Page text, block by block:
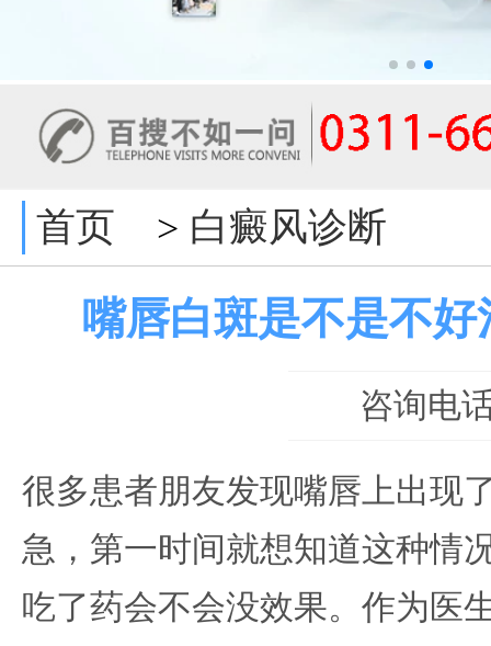
首页 > 白癜风诊断
嘴唇白斑是不是不
咨询电
很多患者朋友发现嘴唇上出现
急，第一时间就想知道这种情
吃了药会不会没效果。作为医